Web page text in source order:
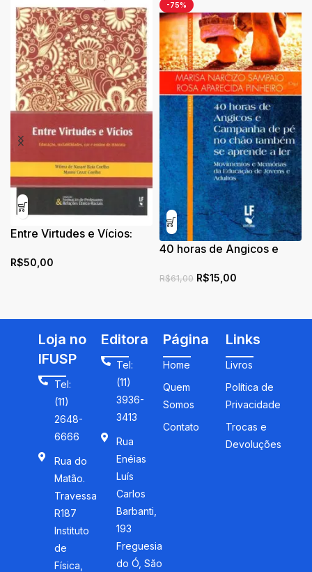
Entre Virtudes e Vícios:
cor e ensino de História
R$50,00
-75%
40 horas de Angicos e
e Tambem se Aprende a
R$61,00 R$15,00
Loja no
IFUSP
Tel:
(11)
2648-
6666
Rua do
Matão.
Travessa
R187
Instituto
de
Física,
Editora
Tel:
(11)
3936-
3413
Rua
Enéias
Luís
Carlos
Barbanti,
193
Freguesia
do Ó, São
Página
Home
Quem
Somos
Contato
Links
Livros
Política de
Privacidade
Trocas e
Devoluções